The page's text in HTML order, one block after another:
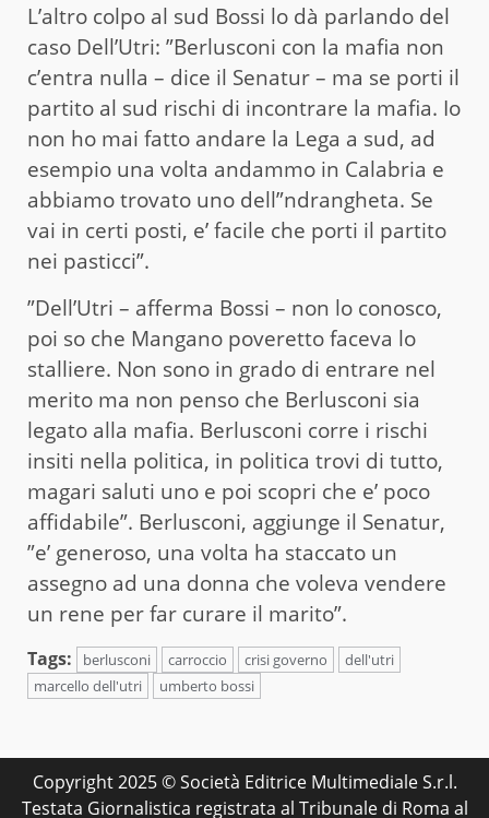
L’altro colpo al sud Bossi lo dà parlando del
caso Dell’Utri: ”Berlusconi con la mafia non
c’entra nulla – dice il Senatur – ma se porti il
partito al sud rischi di incontrare la mafia. Io
non ho mai fatto andare la Lega a sud, ad
esempio una volta andammo in Calabria e
abbiamo trovato uno dell”ndrangheta. Se
vai in certi posti, e’ facile che porti il partito
nei pasticci”.
”Dell’Utri – afferma Bossi – non lo conosco,
poi so che Mangano poveretto faceva lo
stalliere. Non sono in grado di entrare nel
merito ma non penso che Berlusconi sia
legato alla mafia. Berlusconi corre i rischi
insiti nella politica, in politica trovi di tutto,
magari saluti uno e poi scopri che e’ poco
affidabile”. Berlusconi, aggiunge il Senatur,
”e’ generoso, una volta ha staccato un
assegno ad una donna che voleva vendere
un rene per far curare il marito”.
Tags: berlusconi carroccio crisi governo
dell'utri
marcello dell'utri
umberto bossi
Copyright 2025 © Società Editrice Multimediale S.r.l.
Testata Giornalistica registrata al Tribunale di Roma al